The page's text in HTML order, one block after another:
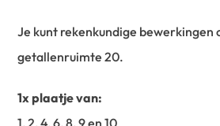
Je kunt rekenkundige bewerkingen
getallenruimte 20.
1x plaatje van: